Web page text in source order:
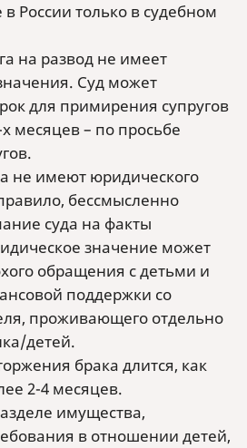
России только в судебном
на развод не имеет
Суд может
для примирения супругов
месяцев – по просьбе
не имеют юридического
бессмысленно
суда на факты
значение может
обращения с детьми и
поддержки со
проживающего отдельно
детей.
брака длится, как
2-4 месяцев.
имущества,
в отношении детей,